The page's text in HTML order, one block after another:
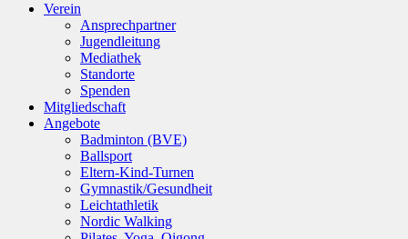
Verein
Ansprechpartner
Jugendleitung
Mediathek
Standorte
Spenden
Mitgliedschaft
Angebote
Badminton (BVE)
Ballsport
Eltern-Kind-Turnen
Gymnastik/Gesundheit
Leichtathletik
Nordic Walking